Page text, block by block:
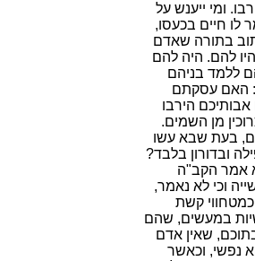
ומי ייענש על
לו חיים בכעסו,
בתורה שאדם
להם. היה להם
ללמד בניהם
האם עסקתם
הירבו
מן השמים.
בעת שבא עשו
ובדורון בלבד?
אמר הקב"ה
וכי לא נאמר,
קשת
במעשים, שהם
שאין אדם
נפשי, וכאשר